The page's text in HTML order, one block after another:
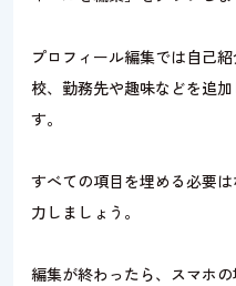
プロフィール編集では自己
校、勤務先や趣味などを追
す。
すべての項目を埋める必要
力しましょう。
編集が終わったら、スマホ